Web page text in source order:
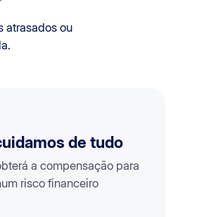
atrasados ou
de tudo
a compensação para
risco financeiro